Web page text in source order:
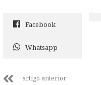
Facebook
Whatsapp
artigo anterior